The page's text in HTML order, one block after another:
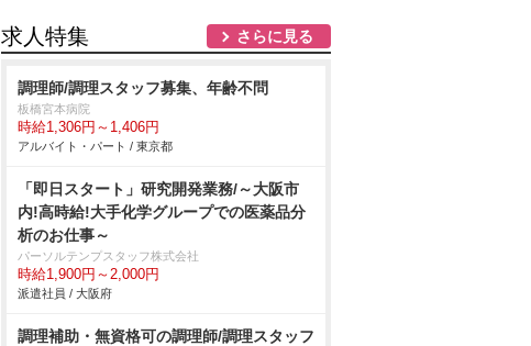
求人特集 さらに見る
調理師/調理スタッフ募集、年齢不問
板橋宮本病院
時給1,306円～1,406円
アルバイト・パート / 東京都
「即日スタート」研究開発業務/～大阪市
内!高時給!大手化学グループでの医薬品分
析のお仕事～
パーソルテンプスタッフ株式会社
時給1,900円～2,000円
派遣社員 / 大阪府
調理補助・無資格可の調理師/調理スタッフ